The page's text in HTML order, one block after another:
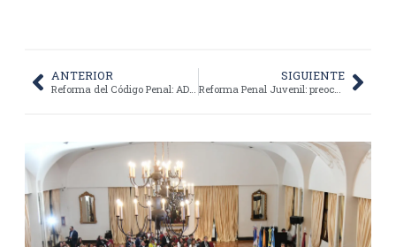
ANTERIOR
Reforma del Código Penal: ADePRA pidió un debate de alto nivel y consenso social
SIGUIENTE
Reforma Penal Juvenil: preocupación de ADePRA y el Consejo Federal de Defensores